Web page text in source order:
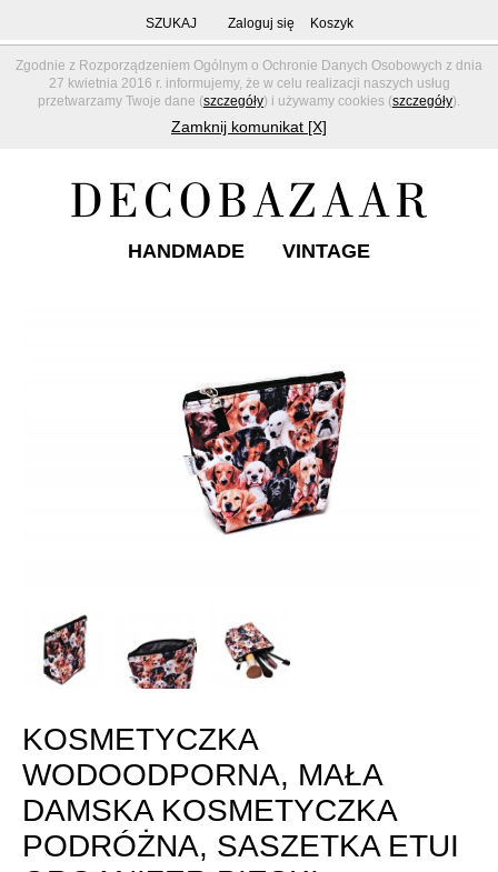
Zgodnie z Rozporządzeniem Ogólnym o Ochronie Danych Osobowych z dnia
27 kwietnia 2016 r. informujemy, że w celu realizacji naszych usług
przetwarzamy Twoje dane (szczegóły) i używamy cookies (szczegóły).
Zamknij komunikat [X]
SZUKAJ Zaloguj się Koszyk
HANDMADE VINTAGE
KOSMETYCZKA
WODOODPORNA, MAŁA
DAMSKA KOSMETYCZKA
PODRÓŻNA, SASZETKA ETUI